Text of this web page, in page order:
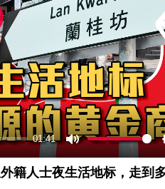
01:41
籍人士夜生活地标，走到